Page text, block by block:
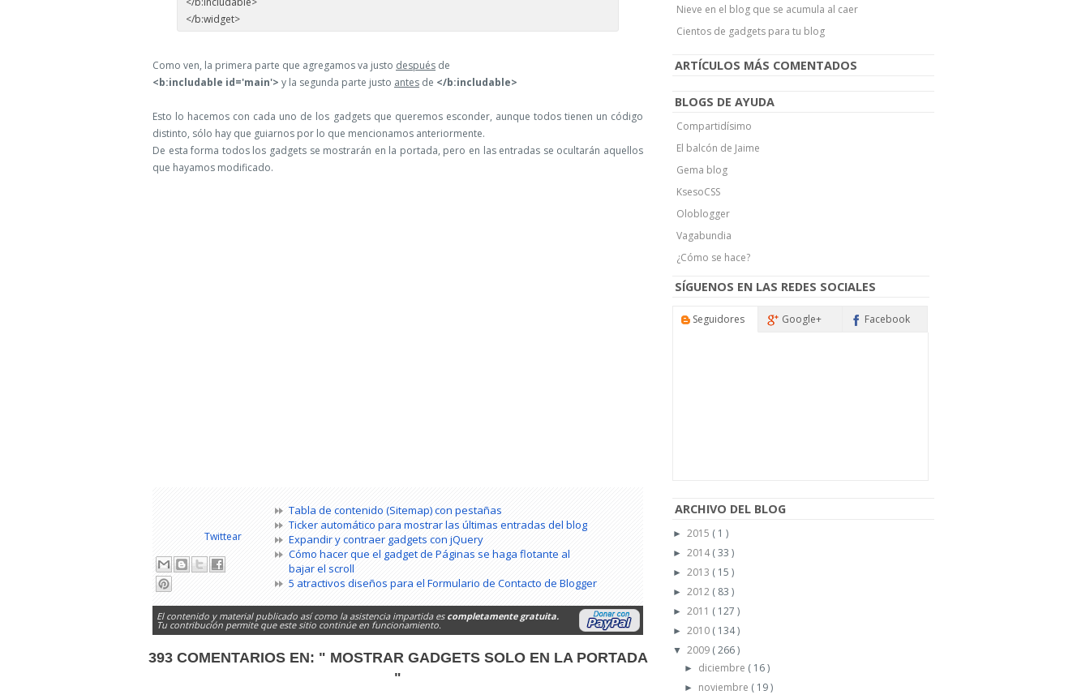
</b:widget>
Como ven, la primera parte que agregamos va justo después de
<b:includable id='main'> y la segunda parte justo antes de </b:includable>
Esto lo hacemos con cada uno de los gadgets que queremos esconder, aunque todos tienen un código
distinto, sólo hay que guiarnos por lo que mencionamos anteriormente.
De esta forma todos los gadgets se mostrarán en la portada, pero en las entradas se ocultarán aquellos
que hayamos modificado.
Tabla de contenido (Sitemap) con pestañas
Ticker automático para mostrar las últimas entradas del blog
Expandir y contraer gadgets con jQuery
Cómo hacer que el gadget de Páginas se haga flotante al
bajar el scroll
5 atractivos diseños para el Formulario de Contacto de Blogger
Twittear
El contenido y material publicado así como la asistencia impartida es completamente gratuita.
Tu contribución permite que este sitio continúe en funcionamiento.
393 COMENTARIOS EN: " MOSTRAR GADGETS SOLO EN LA PORTADA
"
Nieve en el blog que se acumula al caer
Cientos de gadgets para tu blog
ARTÍCULOS MÁS COMENTADOS
BLOGS DE AYUDA
Compartidísimo
El balcón de Jaime
Gema blog
KsesoCSS
Oloblogger
Vagabundia
¿Cómo se hace?
SÍGUENOS EN LAS REDES SOCIALES
Seguidores Google+ Facebook
ARCHIVO DEL BLOG
► 2015 ( 1 )
► 2014( 33 )
► 2013 ( 15 )
► 2012 ( 83 )
► 2011 ( 127 )
► 2010 ( 134 )
▼ 2009 ( 266 )
► diciembre ( 16 )
► noviembre ( 19 )